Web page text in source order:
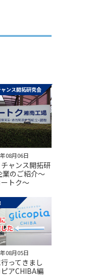
ンス開拓研究会
08月06日
ャンス開拓研
業のご紹介～
トク～
08月05日
ってきまし
アCHIBA編